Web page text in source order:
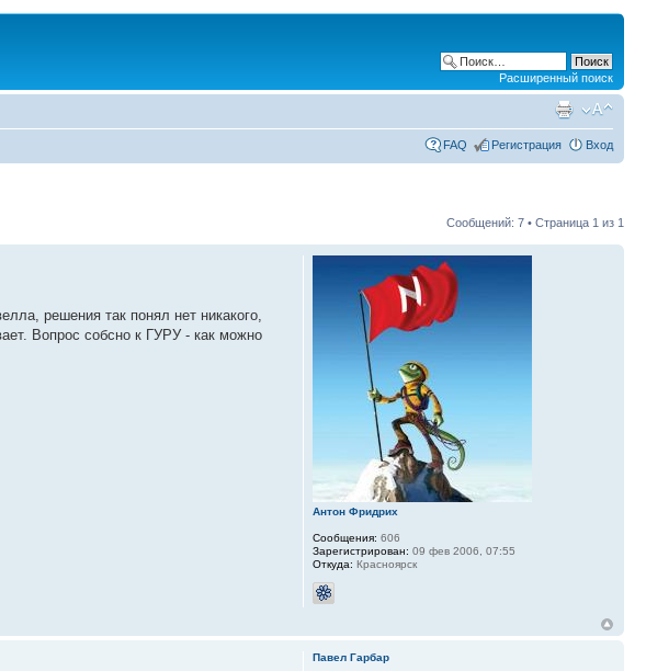
Расширенный поиск
FAQ Регистрация Вход
Сообщений: 7 • Страница 1 из 1
решения так понял нет никакого,
Вопрос собсно к ГУРУ - как можно
Антон Фридрих
Сообщения: 606
Зарегистрирован: 09 фев 2006, 07:55
Откуда: Красноярск
Павел Гарбар